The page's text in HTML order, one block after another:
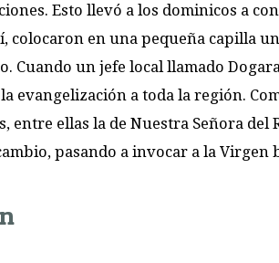
Esto llevó a los dominicos a
colocaron en una pequeña capilla
Cuando un jefe local llamado
evangelización a toda la región.
entre ellas la de Nuestra Señora del
pasando a invocar a la